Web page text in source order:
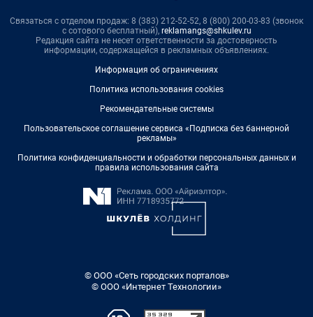
Связаться с отделом продаж: 8 (383) 212-52-52, 8 (800) 200-03-83 (звонок
с сотового бесплатный), reklamangs@shkulev.ru
Редакция сайта не несет ответственности за достоверность
информации, содержащейся в рекламных объявлениях.
Информация об ограничениях
Политика использования cookies
Рекомендательные системы
Пользовательское соглашение сервиса «Подписка без баннерной
рекламы»
Политика конфиденциальности и обработки персональных данных и
правила использования сайта
© ООО «Сеть городских порталов»
© ООО «Интернет Технологии»